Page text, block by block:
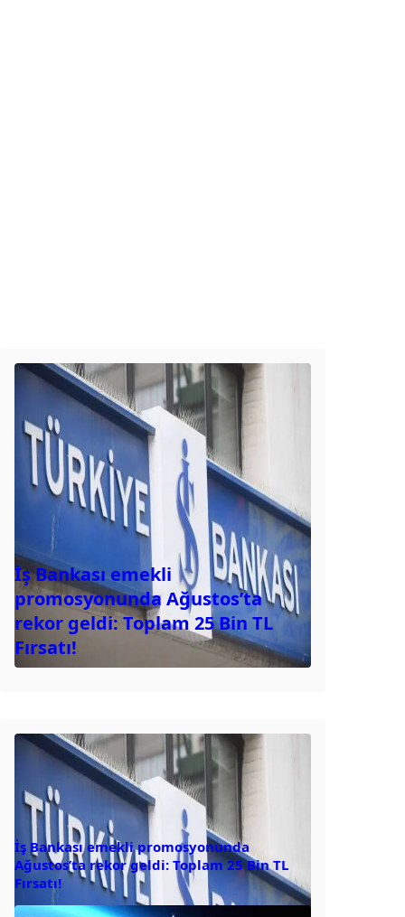
İş Bankası emekli
promosyonunda Ağustos’ta
rekor geldi: Toplam 25 Bin TL
Fırsatı!
İş Bankası emekli promosyonunda
Ağustos’ta rekor geldi: Toplam 25 Bin TL
Fırsatı!